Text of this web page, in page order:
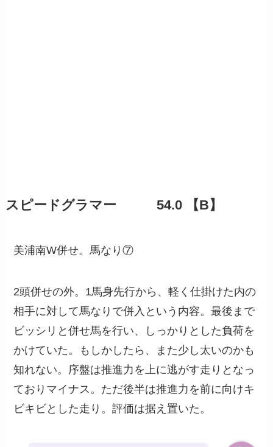
スピードグラマー 54.0 【B】
美浦南W併せ。馬なり⑦
2頭併せの外。1馬身先行から、軽く仕掛けた内の
相手に対して馬なりで併入という内容。最後まで
ビッシリと併せ馬を行い、しっかりとした負荷を
かけていた。もしかしたら、また少し太いのかも
知れない。序盤は推進力を上に逃がす走りとなっ
ておりマイナス。ただ後半は推進力を前に向けキ
ビキビとした走り。評価は据え置いた。